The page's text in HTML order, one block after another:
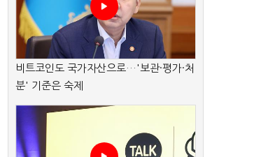
비트코인도 국가자산으로…'보관·평가·처
분' 기준은 숙제